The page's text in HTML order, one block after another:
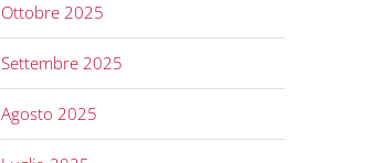
Ottobre 2025
Settembre 2025
Agosto 2025